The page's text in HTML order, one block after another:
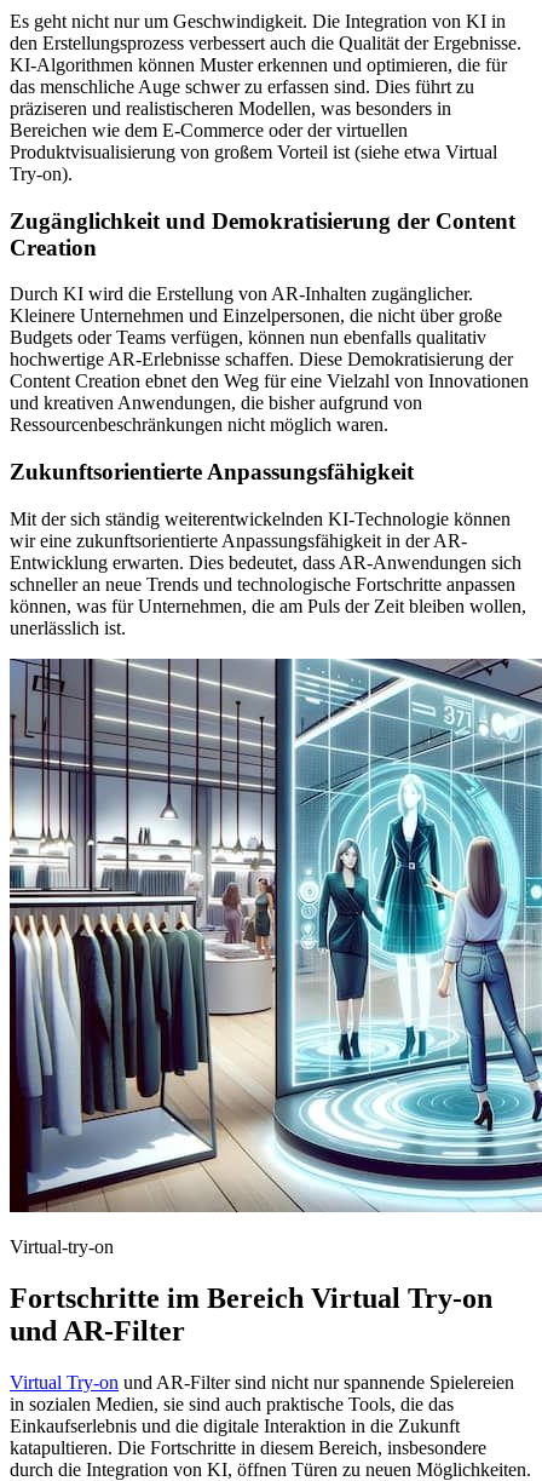
Es geht nicht nur um Geschwindigkeit. Die Integration von KI in
den Erstellungsprozess verbessert auch die Qualität der Ergebnisse.
KI-Algorithmen können Muster erkennen und optimieren, die für
das menschliche Auge schwer zu erfassen sind. Dies führt zu
präziseren und realistischeren Modellen, was besonders in
Bereichen wie dem E-Commerce oder der virtuellen
Produktvisualisierung von großem Vorteil ist (siehe etwa Virtual
Try-on).
Zugänglichkeit und Demokratisierung der Content
Creation
Durch KI wird die Erstellung von AR-Inhalten zugänglicher.
Kleinere Unternehmen und Einzelpersonen, die nicht über große
Budgets oder Teams verfügen, können nun ebenfalls qualitativ
hochwertige AR-Erlebnisse schaffen. Diese Demokratisierung der
Content Creation ebnet den Weg für eine Vielzahl von Innovationen
und kreativen Anwendungen, die bisher aufgrund von
Ressourcenbeschränkungen nicht möglich waren.
Zukunftsorientierte Anpassungsfähigkeit
Mit der sich ständig weiterentwickelnden KI-Technologie können
wir eine zukunftsorientierte Anpassungsfähigkeit in der AR-
Entwicklung erwarten. Dies bedeutet, dass AR-Anwendungen sich
schneller an neue Trends und technologische Fortschritte anpassen
können, was für Unternehmen, die am Puls der Zeit bleiben wollen,
unerlässlich ist.
Virtual-try-on
Fortschritte im Bereich Virtual Try-on
und AR-Filter
Virtual Try-on und AR-Filter sind nicht nur spannende Spielereien
in sozialen Medien, sie sind auch praktische Tools, die das
Einkaufserlebnis und die digitale Interaktion in die Zukunft
katapultieren. Die Fortschritte in diesem Bereich, insbesondere
durch die Integration von KI, öffnen Türen zu neuen Möglichkeiten.